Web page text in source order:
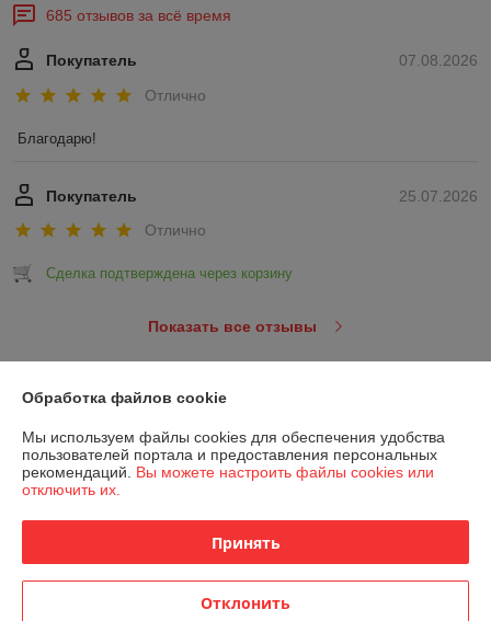
685 отзывов за всё время
07.08.2026
Покупатель
Отлично
Благодарю!
25.07.2026
Покупатель
Отлично
Сделка подтверждена через корзину
Показать все отзывы
О нас
Контакты
Обработка файлов cookie
Мы используем файлы cookies для обеспечения удобства
пользователей портала и предоставления персональных
рекомендаций. Вы можете настроить файлы cookies или
отключить их.
Принять
Отклонить